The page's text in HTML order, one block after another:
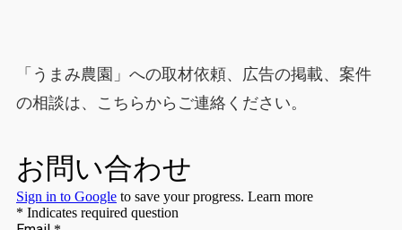
「うまみ農園」への取材依頼、広告の掲載、案件
の相談は、こちらからご連絡ください。